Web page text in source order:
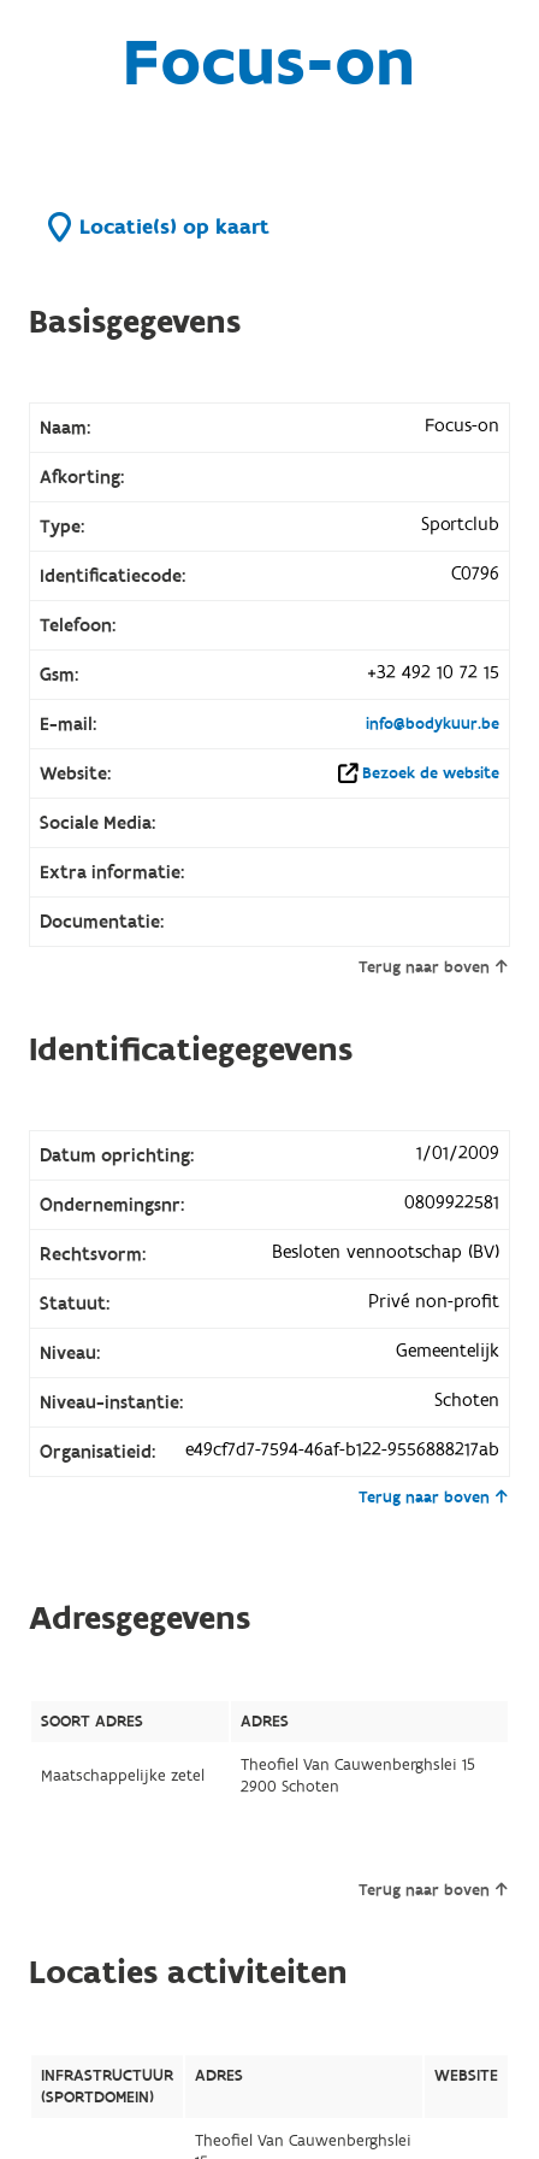
Focus-on
Locatie(s) op kaart
Basisgegevens
Naam: Focus-on
Afkorting:
Type: Sportclub
Identificatiecode: C0796
Telefoon:
Gsm: +32 492 10 72 15
E-mail: info@bodykuur.be
Website: Bezoek de website
Sociale Media:
Extra informatie:
Documentatie:
Terug naar boven
Identificatiegegevens
Datum oprichting: 1/01/2009
Ondernemingsnr: 0809922581
Rechtsvorm: Besloten vennootschap (BV)
Statuut: Privé non-profit
Niveau: Gemeentelijk
Niveau-instantie: Schoten
Organisatieid: e49cf7d7-7594-46af-b122-9556888217ab
Terug naar boven
Adresgegevens
SOORT ADRES ADRES
Maatschappelijke zetel
Theofiel Van Cauwenberghslei 15
2900 Schoten
Terug naar boven
Locaties activiteiten
INFRASTRUCTUUR
(SPORTDOMEIN)
ADRES WEBSITE
Theofiel Van Cauwenberghslei